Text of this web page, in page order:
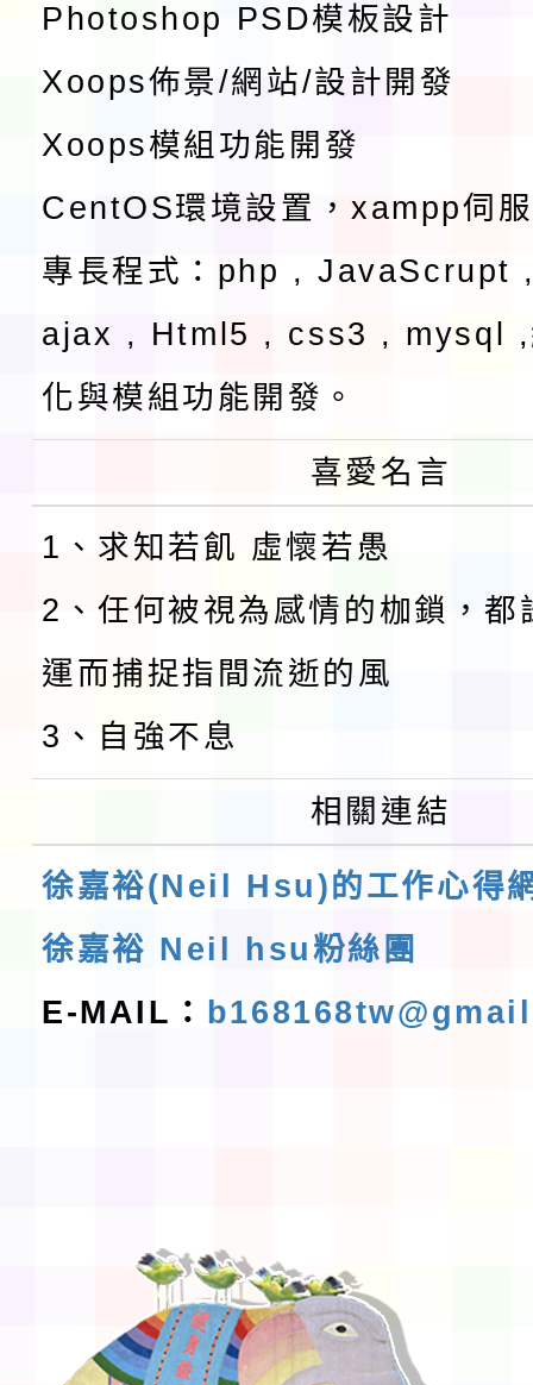
Photoshop PSD模板設計
Xoops佈景/網站/設計開發
Xoops模組功能開發
CentOS環境設置，xampp伺
專長程式：php , JavaScrupt
ajax , Html5 , css3 , mysql ,
化與模組功能開發。
喜愛名言
1、求知若飢 虛懷若愚
2、任何被視為感情的枷鎖，都
運而捕捉指間流逝的風
3、自強不息
相關連結
徐嘉裕(Neil Hsu)的工作心得
徐嘉裕 Neil hsu粉絲團
E-MAIL：